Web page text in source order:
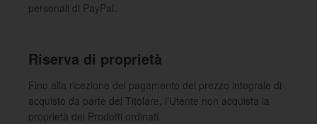
personali di PayPal.
Riserva di proprietà
Fino alla ricezione del pagamento del prezzo integrale di
acquisto da parte del Titolare, l’Utente non acquista la
proprietà dei Prodotti ordinati.